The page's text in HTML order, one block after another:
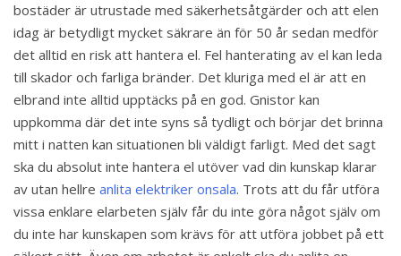
bostäder är utrustade med säkerhetsåtgärder och att elen
idag är betydligt mycket säkrare än för 50 år sedan medför
det alltid en risk att hantera el. Fel hanterating av el kan leda
till skador och farliga bränder. Det kluriga med el är att en
elbrand inte alltid upptäcks på en god. Gnistor kan
uppkomma där det inte syns så tydligt och börjar det brinna
mitt i natten kan situationen bli väldigt farligt. Med det sagt
ska du absolut inte hantera el utöver vad din kunskap klarar
av utan hellre anlita elektriker onsala. Trots att du får utföra
vissa enklare elarbeten själv får du inte göra något själv om
du inte har kunskapen som krävs för att utföra jobbet på ett